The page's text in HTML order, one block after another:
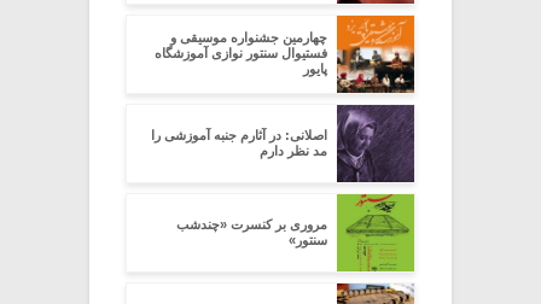
چهارمین جشنواره موسیقی و
فستیوال سنتور نوازی آموزشگاه
پایور
اصلانی: در آثارم جنبه آموزشی را
مد نظر دارم
مروری بر کنسرت «چند‌شب
سنتور»